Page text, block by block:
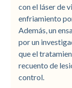
con el láser de
enfriamiento
Además, un
por un
que el
recuento de
control.